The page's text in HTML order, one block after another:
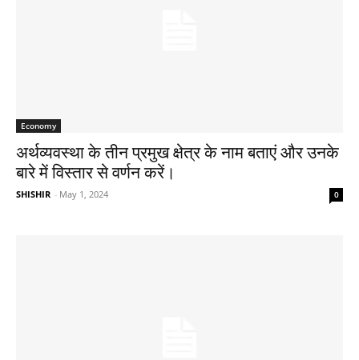
Economy
अर्थव्यवस्था के तीन प्रमुख क्षेत्र के नाम बताएं और उनके
बारे में विस्तार से वर्णन करें।
SHISHIR - May 1, 2024 0